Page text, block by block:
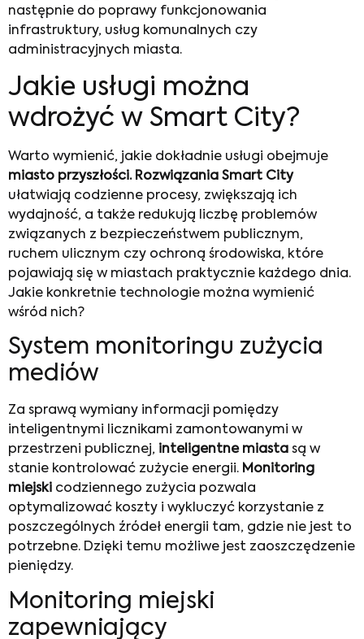
następnie do poprawy funkcjonowania
infrastruktury, usług komunalnych czy
administracyjnych miasta.
Jakie usługi można
wdrożyć w Smart City?
Warto wymienić, jakie dokładnie usługi obejmuje
miasto przyszłości. Rozwiązania Smart City
ułatwiają codzienne procesy, zwiększają ich
wydajność, a także redukują liczbę problemów
związanych z bezpieczeństwem publicznym,
ruchem ulicznym czy ochroną środowiska, które
pojawiają się w miastach praktycznie każdego dnia.
Jakie konkretnie technologie można wymienić
wśród nich?
System monitoringu zużycia
mediów
Za sprawą wymiany informacji pomiędzy
inteligentnymi licznikami zamontowanymi w
przestrzeni publicznej, inteligentne miasta są w
stanie kontrolować zużycie energii. Monitoring
miejski codziennego zużycia pozwala
optymalizować koszty i wykluczyć korzystanie z
poszczególnych źródeł energii tam, gdzie nie jest to
potrzebne. Dzięki temu możliwe jest zaoszczędzenie
pieniędzy.
Monitoring miejski
zapewniający